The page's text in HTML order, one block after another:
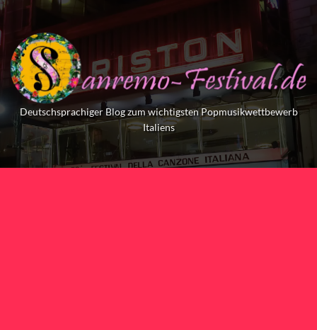
Skip
to
content
Deutschsprachiger Blog zum wichtigsten Popmusikwettbewerb
Italiens